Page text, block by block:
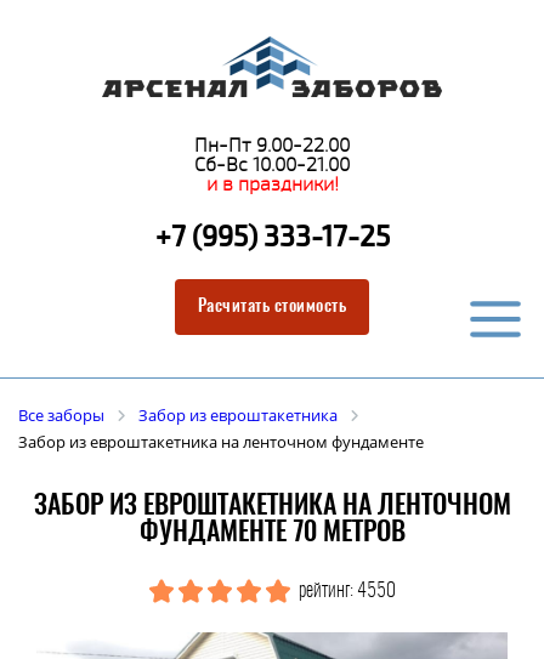
Пн-Пт 9.00-22.00
Сб-Вс 10.00-21.00
и в праздники!
+7 (995) 333-17-25
Расчитать стоимость
Все заборы
Забор из евроштакетника
Забор из евроштакетника на ленточном фундаменте
ЗАБОР ИЗ ЕВРОШТАКЕТНИКА НА ЛЕНТОЧНОМ
ФУНДАМЕНТЕ 70 МЕТРОВ
рейтинг: 4550